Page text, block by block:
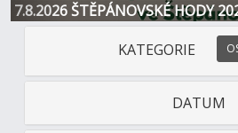
7.8.2026 ŠTĚPÁNOVSKÉ HODY
KATEGORIE
DATUM